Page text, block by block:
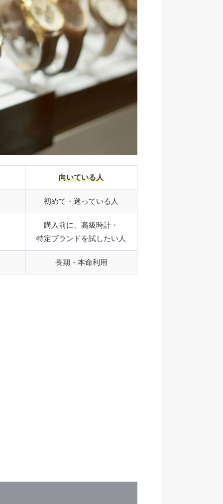
向いている人
初めて・迷っている人
購入前に、高級時計・
特定ブランドを試したい人
長期・本命利用